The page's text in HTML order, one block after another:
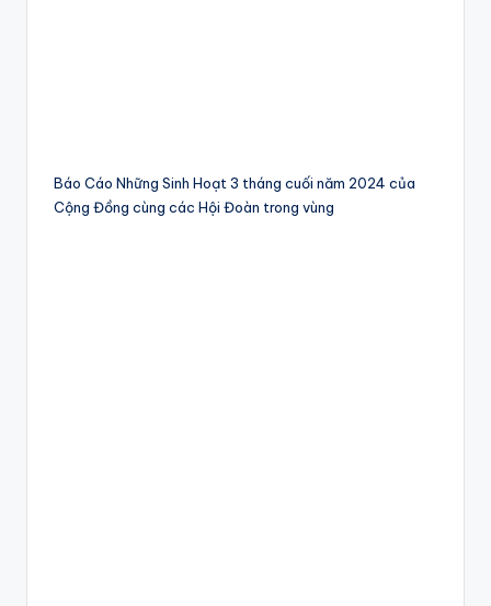
Báo Cáo Những Sinh Hoạt 3 tháng cuối năm 2024 của
Cộng Đồng cùng các Hội Đoàn trong vùng